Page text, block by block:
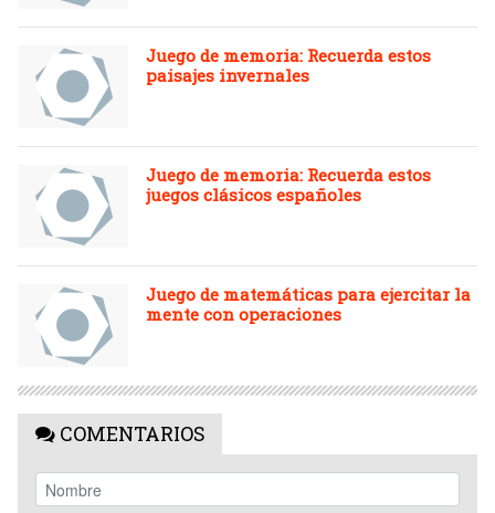
Juego de memoria: Recuerda estos
paisajes invernales
Juego de memoria: Recuerda estos
juegos clásicos españoles
Juego de matemáticas para ejercitar la
mente con operaciones
COMENTARIOS